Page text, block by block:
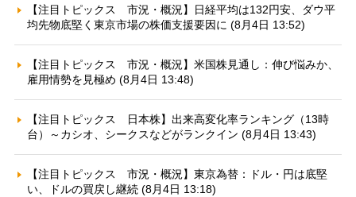
【注目トピックス 市況・概況】日経平均は132円安、ダウ平
均先物底堅く東京市場の株価支援要因に (8月4日 13:52)
【注目トピックス 市況・概況】米国株見通し：伸び悩みか、
雇用情勢を見極め (8月4日 13:48)
【注目トピックス 日本株】出来高変化率ランキング（13時
台）～カシオ、シークスなどがランクイン (8月4日 13:43)
【注目トピックス 市況・概況】東京為替：ドル・円は底堅
い、ドルの買戻し継続 (8月4日 13:18)